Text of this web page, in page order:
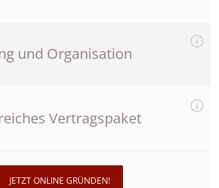
und Organisation
Vertragspaket
JETZT ONLINE GRÜNDEN!